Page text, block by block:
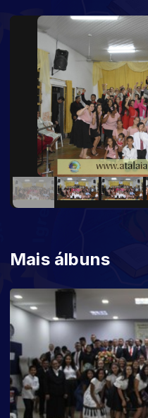
Mais álbuns